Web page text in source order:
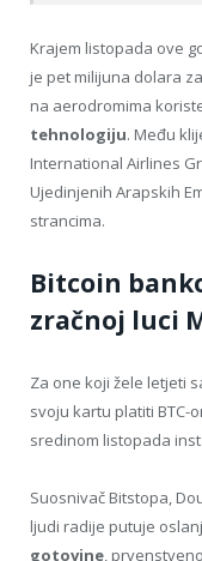
Krajem listopada ove
je pet milijuna dolara za
na aerodromima
tehnologiju. Među
International Airlines
Ujedinjenih Arapskih
strancima.
Bitcoin
zračnoj luci
Za one koji žele letjeti
svoju kartu platiti BTC-
sredinom listopada
Suosnivač Bitstopa,
ljudi radije putuje
gotovine,